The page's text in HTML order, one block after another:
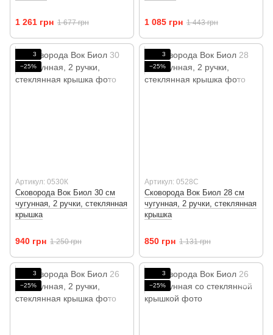
1 261 грн 1 677 грн 1 085 грн 1 443 грн
3
−25%
Артикул: 0530К
Сковорода Вок Биол 30 см
чугунная, 2 ручки, стеклянная
крышка
940 грн 1 250 грн
3
−25%
Артикул: 0528С
Сковорода Вок Биол 28 см
чугунная, 2 ручки, стеклянная
крышка
850 грн 1 131 грн
3
−25%
3
−25%